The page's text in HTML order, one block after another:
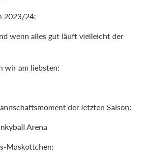
2023/24:
wenn alles gut läuft vielleicht der
wir am liebsten:
der letzten Saison:
Arena
Maskottchen: